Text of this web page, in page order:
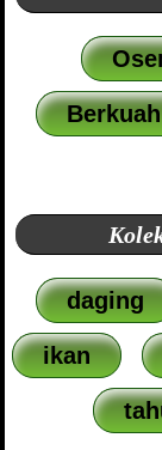
Berkuah
daging
ikan